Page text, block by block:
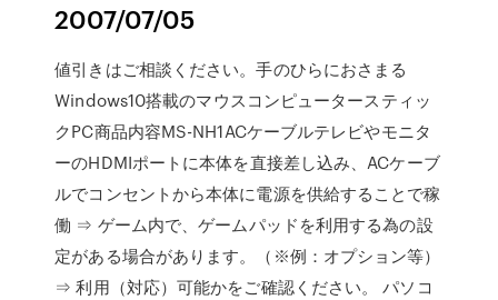
2007/07/05
値引きはご相談ください。手のひらにおさまる
Windows10搭載のマウスコンピュータースティッ
クPC商品内容MS-NH1ACケーブルテレビやモニタ
ーのHDMIポートに本体を直接差し込み、ACケーブ
ルでコンセントから本体に電源を供給することで稼
働 ⇒ ゲーム内で、ゲームパッドを利用する為の設
定がある場合があります。（※例：オプション等）
⇒ 利用（対応）可能かをご確認ください。 パソコ